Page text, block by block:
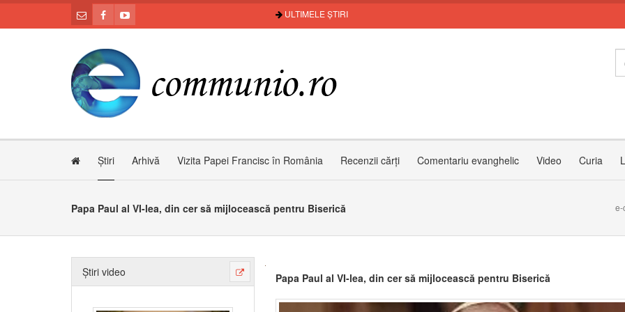
ULTIMELE ȘTIRI
Știri Arhivă Vizita Papei Francisc în România Recenzii cărți Comentariu evanghelic Video Curia
Papa Paul al VI-lea, din cer să mijlocească pentru Biserică e-
Știri video Papa Paul al VI-lea, din cer să mijlocească pentru Biserică